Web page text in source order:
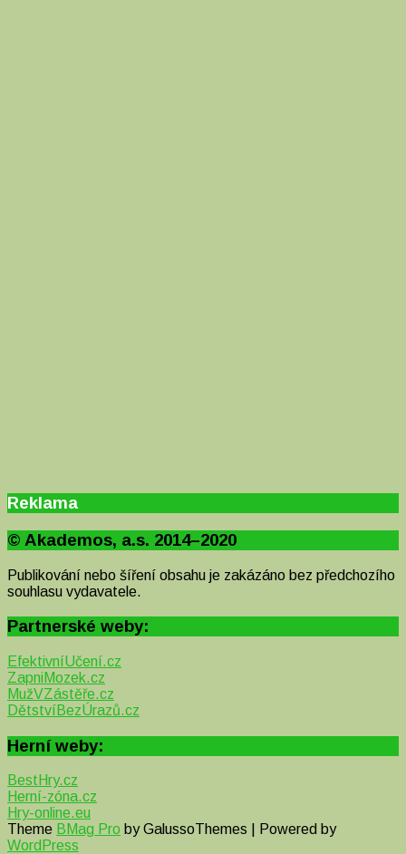
Reklama
© Akademos, a.s. 2014–2020
Publikování nebo šíření obsahu je zakázáno bez předchozího
souhlasu vydavatele.
Partnerské weby:
EfektivníUčení.cz
ZapniMozek.cz
MužVZástěře.cz
DětstvíBezÚrazů.cz
Herní weby:
BestHry.cz
Herní-zóna.cz
Hry-online.eu
Theme BMag Pro by GalussoThemes | Powered by
WordPress